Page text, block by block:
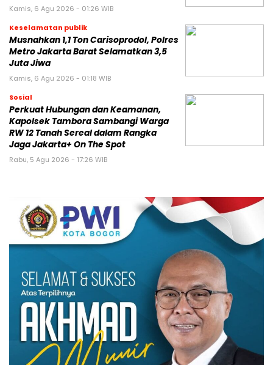
Kamis, 6 Agu 2026 - 01:26 WIB
Keselamatan publik
Musnahkan 1,1 Ton Carisoprodol, Polres
Metro Jakarta Barat Selamatkan 3,5
Juta Jiwa
Kamis, 6 Agu 2026 - 01:18 WIB
Sosial
Perkuat Hubungan dan Keamanan,
Kapolsek Tambora Sambangi Warga
RW 12 Tanah Sereal dalam Rangka
Jaga Jakarta+ On The Spot
Rabu, 5 Agu 2026 - 17:26 WIB